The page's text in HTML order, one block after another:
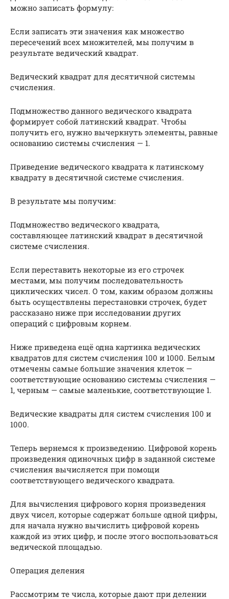
можно записать формулу:
Если записать эти значения как множество
пересечений всех множителей, мы получим в
результате ведический квадрат.
Ведический квадрат для десятичной системы
счисления.
Подмножество данного ведического квадрата
формирует собой латинский квадрат. Чтобы
получить его, нужно вычеркнуть элементы, равные
основанию системы счисления — 1.
Приведение ведического квадрата к латинскому
квадрату в десятичной системе счисления.
В результате мы получим:
Подмножество ведического квадрата,
составляющее латинский квадрат в десятичной
системе счисления.
Если переставить некоторые из его строчек
местами, мы получим последовательность
циклических чисел. О том, каким образом должны
быть осуществлены перестановки строчек, будет
рассказано ниже при исследовании других
операций с цифровым корнем.
Ниже приведена ещё одна картинка ведических
квадратов для систем счисления 100 и 1000. Белым
отмечены самые большие значения клеток —
соответствующие основанию системы счисления —
1, черным — самые маленькие, соответствующие 1.
Ведические квадраты для систем счисления 100 и
1000.
Теперь вернемся к произведению. Цифровой корень
произведения одиночных цифр в заданной системе
счисления вычисляется при помощи
соответствующего ведического квадрата.
Для вычисления цифрового корня произведения
двух чисел, которые содержат больше одной цифры,
для начала нужно вычислить цифровой корень
каждой из этих цифр, и после этого воспользоваться
ведической площадью.
Операция деления
Рассмотрим те числа, которые дают при делении